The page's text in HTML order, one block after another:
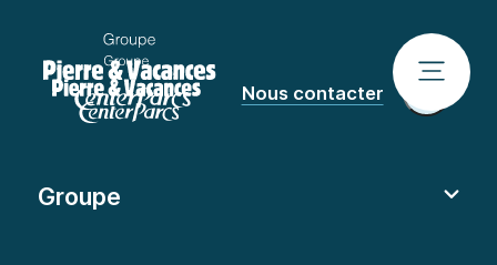
Nous contacter
Groupe